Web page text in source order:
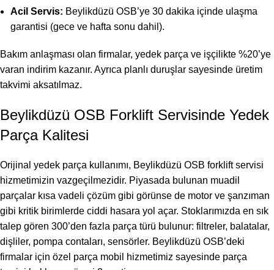
Acil Servis: Beylikdüzü OSB’ye 30 dakika içinde ulaşma
garantisi (gece ve hafta sonu dahil).
Bakım anlaşması olan firmalar, yedek parça ve işçilikte %20’ye
varan indirim kazanır. Ayrıca planlı duruşlar sayesinde üretim
takvimi aksatılmaz.
Beylikdüzü OSB Forklift Servisinde Yedek
Parça Kalitesi
Orijinal yedek parça kullanımı, Beylikdüzü OSB forklift servisi
hizmetimizin vazgeçilmezidir. Piyasada bulunan muadil
parçalar kısa vadeli çözüm gibi görünse de motor ve şanzıman
gibi kritik birimlerde ciddi hasara yol açar. Stoklarımızda en sık
talep gören 300’den fazla parça türü bulunur: filtreler, balatalar,
dişliler, pompa contaları, sensörler. Beylikdüzü OSB’deki
firmalar için özel parça mobil hizmetimiz sayesinde parça